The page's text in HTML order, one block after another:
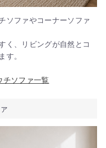
ソファやコーナーソファ
く、リビングが自然とコ
す。
チソファ一覧